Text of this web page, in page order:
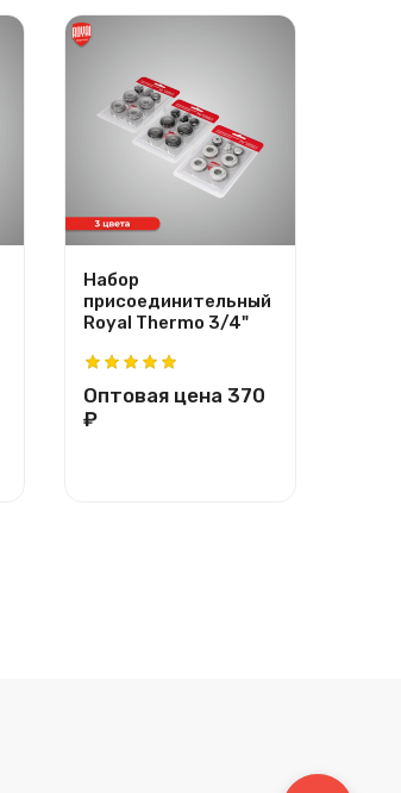
Набор
присоединительный
Royal Thermo 3/4"
Оптовая цена 370
₽